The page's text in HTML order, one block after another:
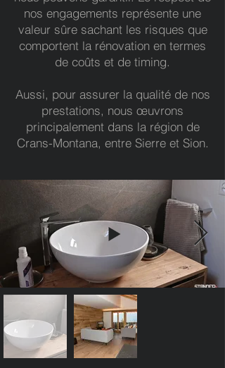
nos engagements représente une
valeur sûre sachant les risques que
comportent la rénovation en termes
de coûts et de timing.
Aussi, pour assurer la qualité de nos
prestations, nous œuvrons
principalement dans la région de
Crans-Montana, entre Sierre et Sion.